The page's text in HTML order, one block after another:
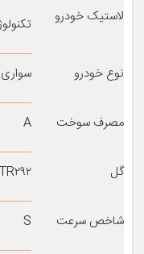
لاستیک خودرو
نوع خودرو سواری
مصرف سوخت A
گل TR۲۹۲
شاخص سرعت S